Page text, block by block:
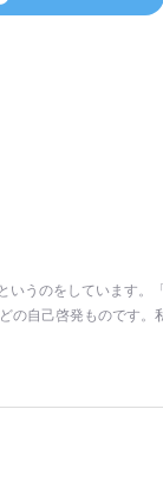
うのをしています。
の自己啓発ものです。